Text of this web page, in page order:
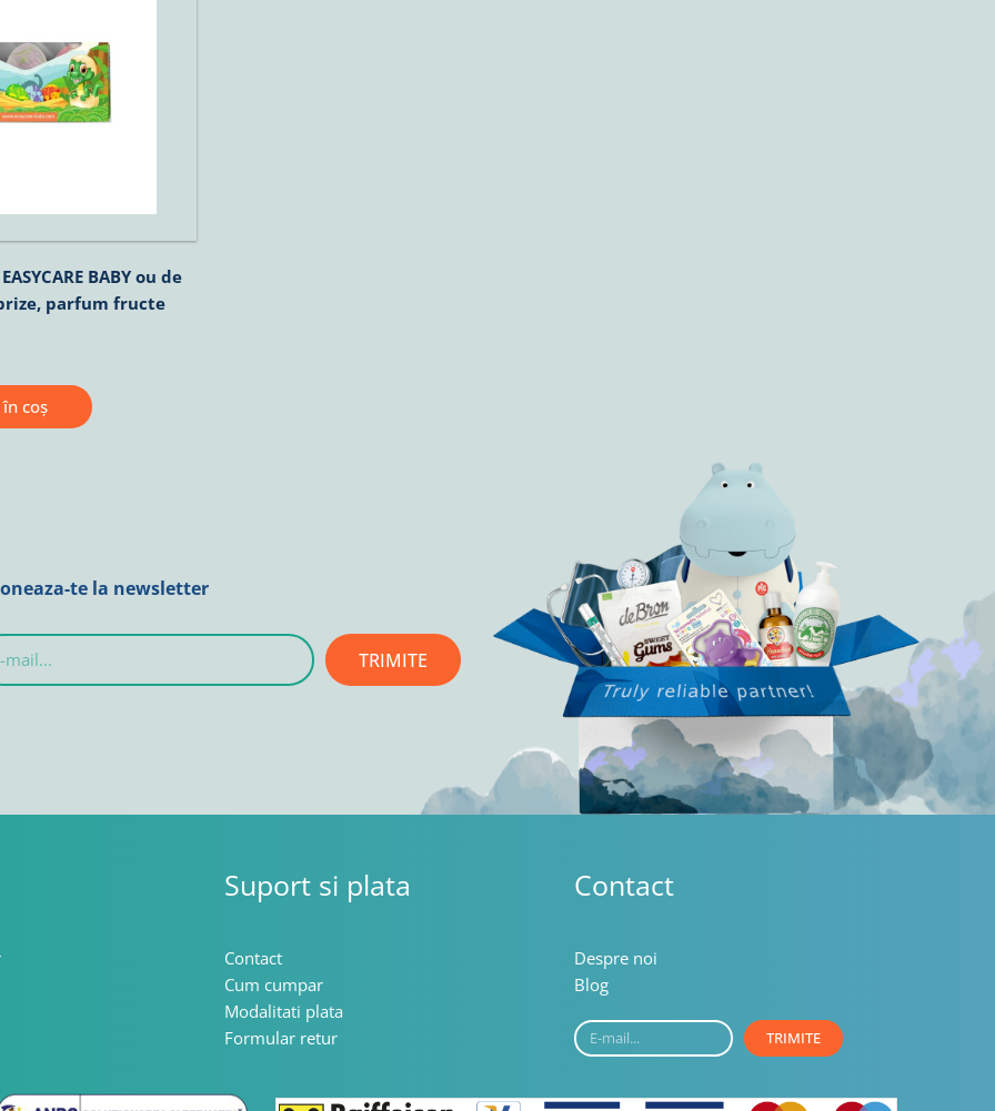
BABY ou de
parfum fructe
coș
te la newsletter
TRIMITE
Suport si plata
Contact
Cum cumpar
Modalitati plata
Formular retur
Contact
Despre noi
Blog
E-
mail...
TRIMITE